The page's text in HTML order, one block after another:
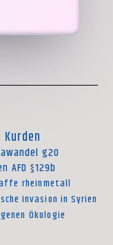
Kurden
g20
AFD §129b
rheinmetall
Invasion in Syrien
Ökologie